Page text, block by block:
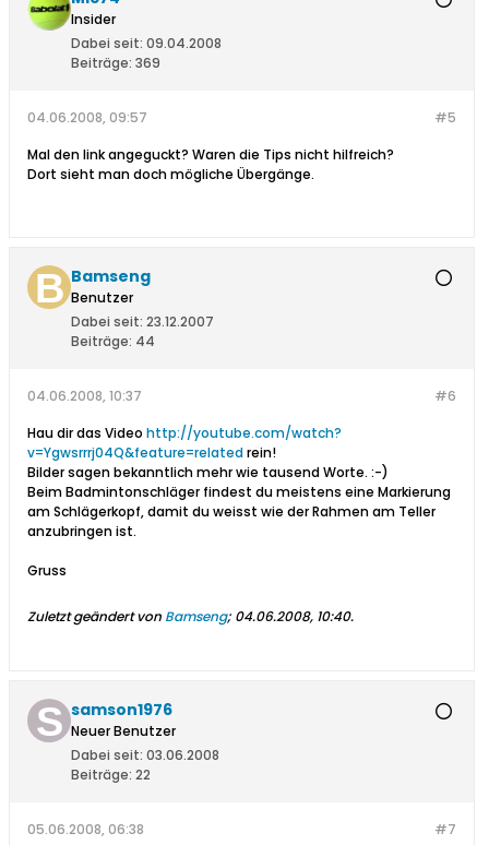
Insider
Dabei seit: 09.04.2008
Beiträge: 369
#5
04.06.2008, 09:57
Mal den link angeguckt? Waren die Tips nicht hilfreich?
Dort sieht man doch mögliche Übergänge.
Bamseng
Benutzer
Dabei seit: 23.12.2007
Beiträge: 44
#6
04.06.2008, 10:37
Hau dir das Video http://youtube.com/watch?
v=Ygwsrrrj04Q&feature=relatedrein!
Bilder sagen bekanntlich mehr wie tausend Worte. :-)
Beim Badmintonschläger findest du meistens eine Markierung
am Schlägerkopf, damit du weisst wie der Rahmen am Teller
anzubringen ist.
Gruss
Zuletzt geändert von Bamseng; 04.06.2008, 10:40.
samson1976
Neuer Benutzer
Dabei seit: 03.06.2008
Beiträge: 22
#7
05.06.2008, 06:38